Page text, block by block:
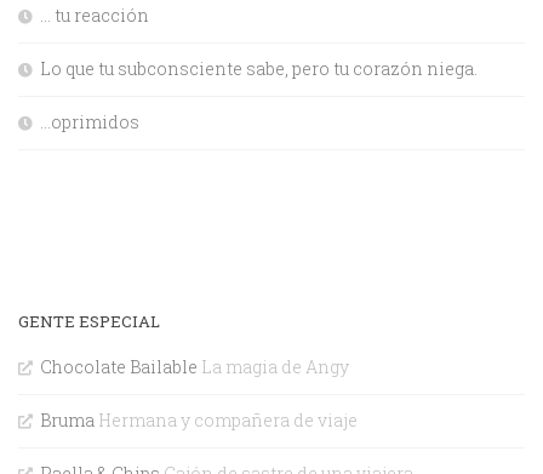
… tu reacción
Lo que tu subconsciente sabe, pero tu corazón niega.
…oprimidos
GENTE ESPECIAL
Chocolate Bailable La magia de Angy
Bruma Hermana y compañera de viaje